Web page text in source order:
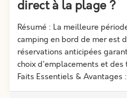
direct à la plage ?
Résumé : La meilleure
camping en bord de mer est
réservations anticipées
choix d'emplacements et
Faits Essentiels & Avantages